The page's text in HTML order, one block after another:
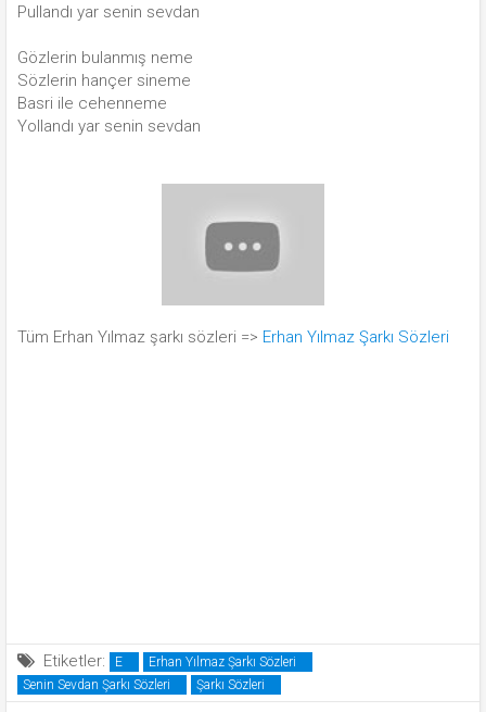
Pullandı yar senin sevdan
Gözlerin bulanmış neme
Sözlerin hançer sineme
Basri ile cehenneme
Yollandı yar senin sevdan
Tüm Erhan Yılmaz şarkı sözleri => Erhan Yılmaz Şarkı Sözleri
Etiketler: E
Erhan Yılmaz Şarkı Sözleri
Senin Sevdan Şarkı Sözleri
Şarkı Sözleri